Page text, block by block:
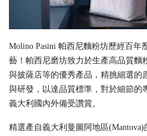
Molino Pasini 帕西尼麵粉坊歷經百年
藝！帕西尼磨坊致力於生產高品質麵
與披薩店等的優秀產品，精挑細選的
與研發，以達品質標準，對於細節的
義大利國內外備受讚賞。
精選產自義大利曼圖阿地區